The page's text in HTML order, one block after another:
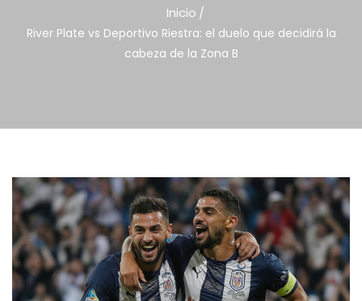
Inicio
River Plate vs Deportivo Riestra: el duelo que decidirá la
cabeza de la Zona B